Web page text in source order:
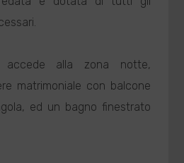
accede alla zona notte,
matrimoniale con balcone
ed un bagno finestrato